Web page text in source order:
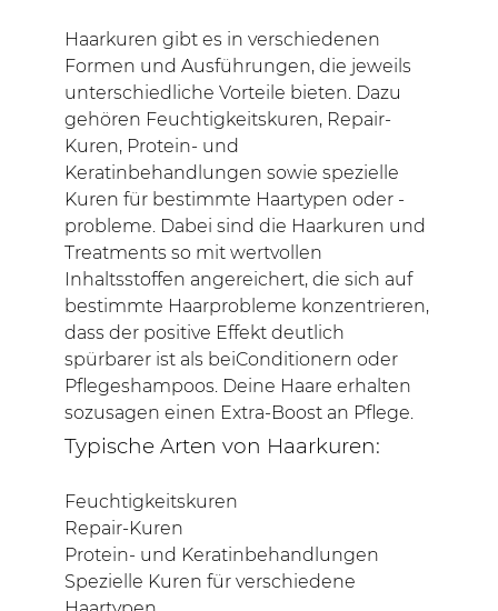
Haarkuren gibt es in verschiedenen
Formen und Ausführungen, die jeweils
unterschiedliche Vorteile bieten. Dazu
gehören Feuchtigkeitskuren, Repair-
Kuren, Protein- und
Keratinbehandlungen sowie spezielle
Kuren für bestimmte Haartypen oder -
probleme. Dabei sind die Haarkuren und
Treatments so mit wertvollen
Inhaltsstoffen angereichert, die sich auf
bestimmte Haarprobleme konzentrieren,
dass der positive Effekt deutlich
spürbarer ist als beiConditionern oder
Pflegeshampoos. Deine Haare erhalten
sozusagen einen Extra-Boost an Pflege.
Typische Arten von Haarkuren:
Feuchtigkeitskuren
Repair-Kuren
Protein- und Keratinbehandlungen
Spezielle Kuren für verschiedene